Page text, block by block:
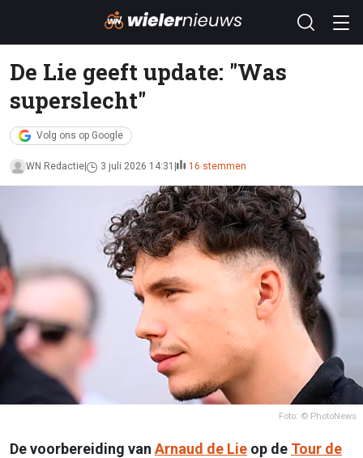
De Lie geeft update: "Was
superslecht"
Volg ons op Google
WN Redactie 3 juli 2026 14:31 16 stemmen
Foto: © PhotoNews
De voorbereiding van Arnaud de Lie op de Tour de